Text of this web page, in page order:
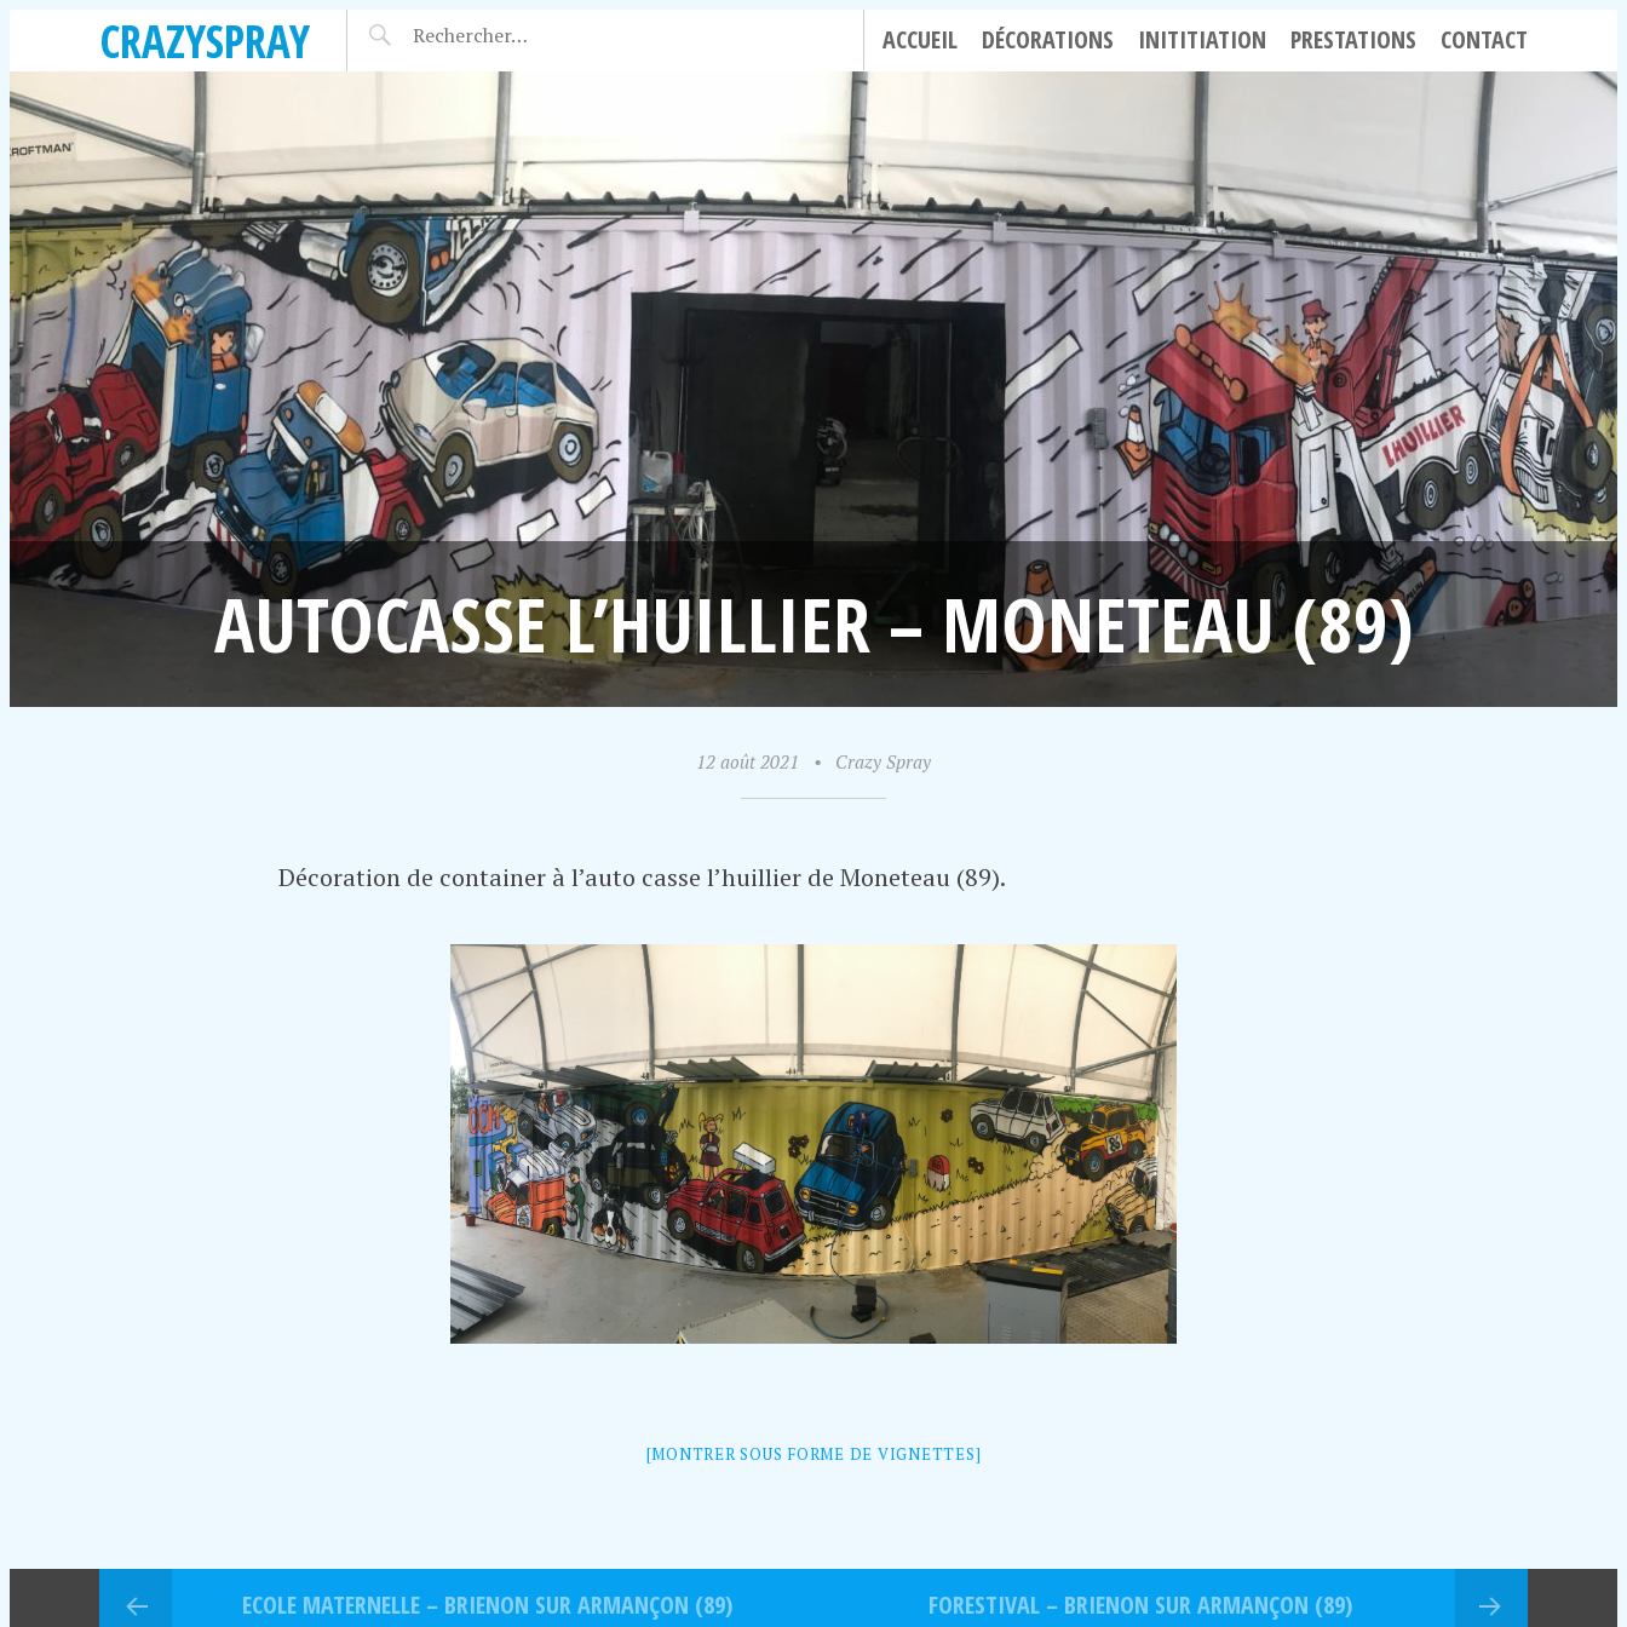
CRAZYSPRAY ACCUEIL DÉCORATIONS INITITIATION PRESTATIONS CONTACT
AUTOCASSE L’HUILLIER – MONETEAU (89)
12 août 2021 • Crazy Spray
Décoration de container à l’auto casse l’huillier de Moneteau (89).
[MONTRER SOUS FORME DE VIGNETTES]
ECOLE MATERNELLE – BRIENON SUR ARMANÇON (89) FORESTIVAL – BRIENON SUR ARMANÇON (89)